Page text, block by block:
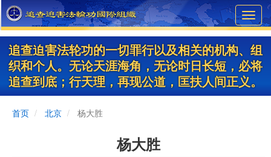
Skip
to
main
content
追查迫害法轮功的一切罪行以及相关的机构、组
织和个人。无论天涯海角，无论时日长短，必将
追查到底；行天理，再现公道，匡扶人间正义。
首页 北京 杨大胜
杨大胜